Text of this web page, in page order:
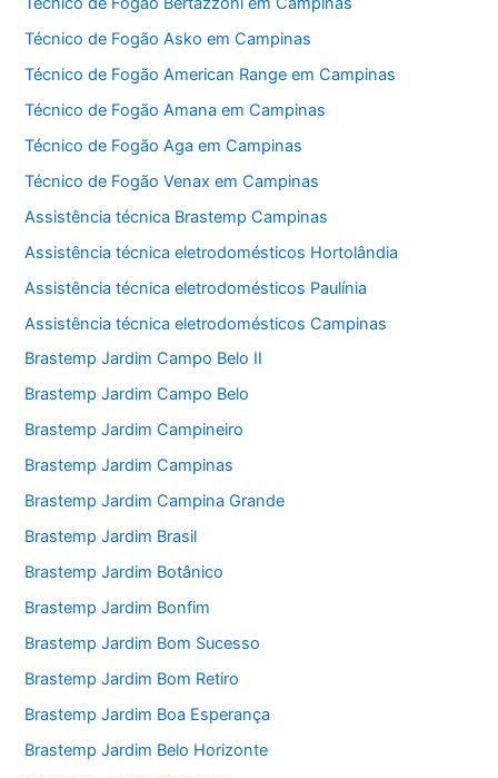
Técnico de Fogão Asko em Campinas
Técnico de Fogão American Range em Campinas
Técnico de Fogão Amana em Campinas
Técnico de Fogão Aga em Campinas
Técnico de Fogão Venax em Campinas
Assistência técnica Brastemp Campinas
Assistência técnica eletrodomésticos Hortolândia
Assistência técnica eletrodomésticos Paulínia
Assistência técnica eletrodomésticos Campinas
Brastemp Jardim Campo Belo II
Brastemp Jardim Campo Belo
Brastemp Jardim Campineiro
Brastemp Jardim Campinas
Brastemp Jardim Campina Grande
Brastemp Jardim Brasil
Brastemp Jardim Botânico
Brastemp Jardim Bonfim
Brastemp Jardim Bom Sucesso
Brastemp Jardim Bom Retiro
Brastemp Jardim Boa Esperança
Brastemp Jardim Belo Horizonte